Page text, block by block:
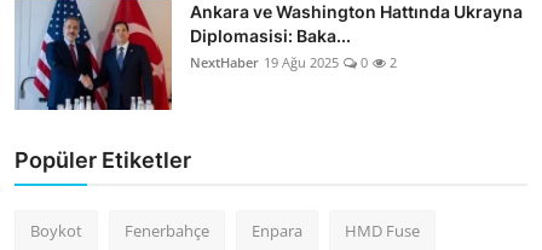
Ankara ve Washington Hattında Ukrayna
Diplomasisi: Baka...
NextHaber 19 Ağu 2025 0 2
Popüler Etiketler
Boykot Fenerbahçe Enpara HMD Fuse